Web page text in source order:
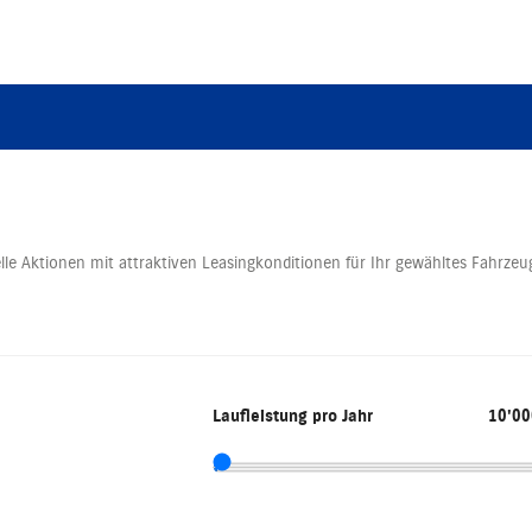
Aktionen mit attraktiven Leasingkonditionen für Ihr gewähltes
Laufleistung pro Jahr